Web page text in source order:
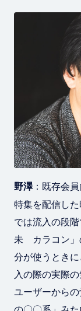
野澤：既存会
特集を配信し
では流入の段
未 カラコン」
分が使うとき
入の際の実際
ユーザーから